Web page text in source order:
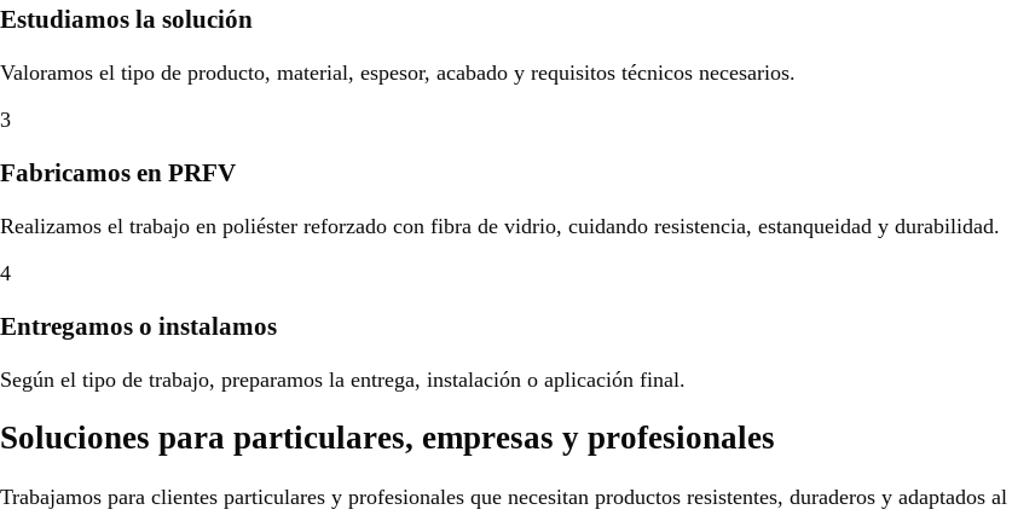
Estudiamos la solución
Valoramos el tipo de producto, material, espesor, acabado y requisitos técnicos necesarios.
3
Fabricamos en PRFV
Realizamos el trabajo en poliéster reforzado con fibra de vidrio, cuidando resistencia, estanqueidad y durabilidad.
4
Entregamos o instalamos
Según el tipo de trabajo, preparamos la entrega, instalación o aplicación final.
Soluciones para particulares, empresas y profesionales
Trabajamos para clientes particulares y profesionales que necesitan productos resistentes, duraderos y adaptados